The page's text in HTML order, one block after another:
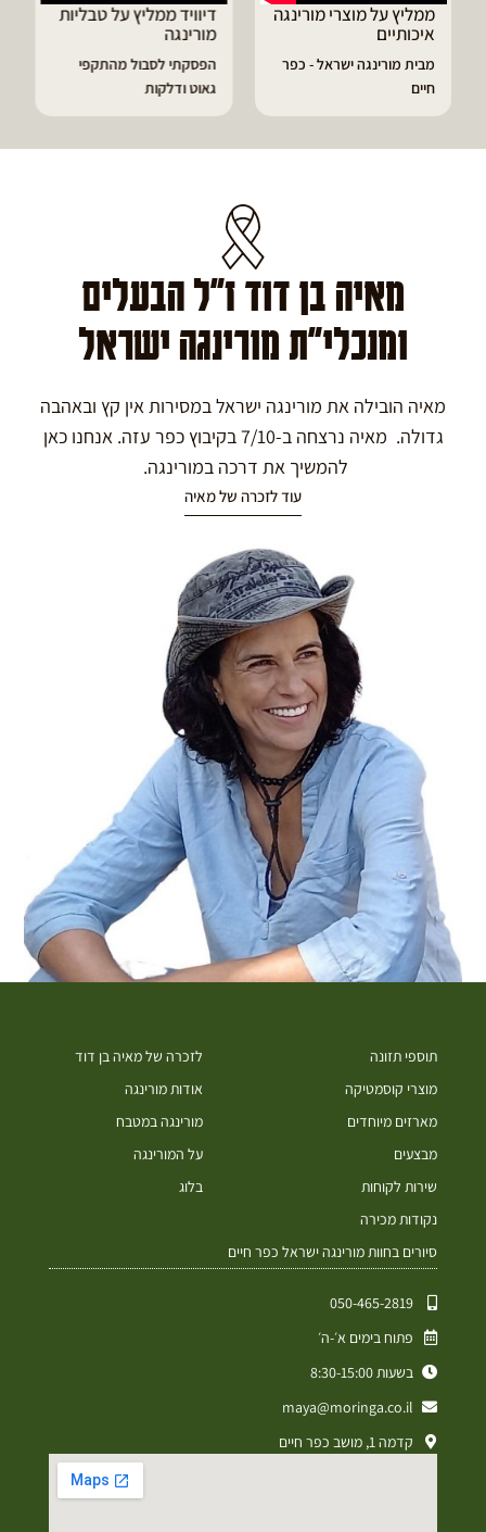
ממליץ על מוצרי מורינגה
איכותיים
מבית מורינגה ישראל - כפר
חיים
דיוויד ממליץ על טבליות
מורינגה
הפסקתי לסבול מהתקפי
גאוט ודלקות
מאיה בן דוד ז"ל הבעלים
ומנכלי"ת מורינגה ישראל
מאיה הובילה את מורינגה ישראל במסירות אין קץ ובאהבה
גדולה. מאיה נרצחה ב-7/10 בקיבוץ כפר עזה. אנחנו כאן
להמשיך את דרכה במורינגה.
עוד לזכרה של מאיה
תוספי תזונה
מוצרי קוסמטיקה
מארזים מיוחדים
מבצעים
שירות לקוחות
נקודות מכירה
סיורים בחוות מורינגה ישראל כפר חיים
לזכרה של מאיה בן דוד
אודות מורינגה
מורינגה במטבח
על המורינגה
בלוג
050-465-2819⁩
פתוח בימים א׳-ה׳
בשעות 8:30-15:00
maya@moringa.co.il
קדמה 1, מושב כפר חיים